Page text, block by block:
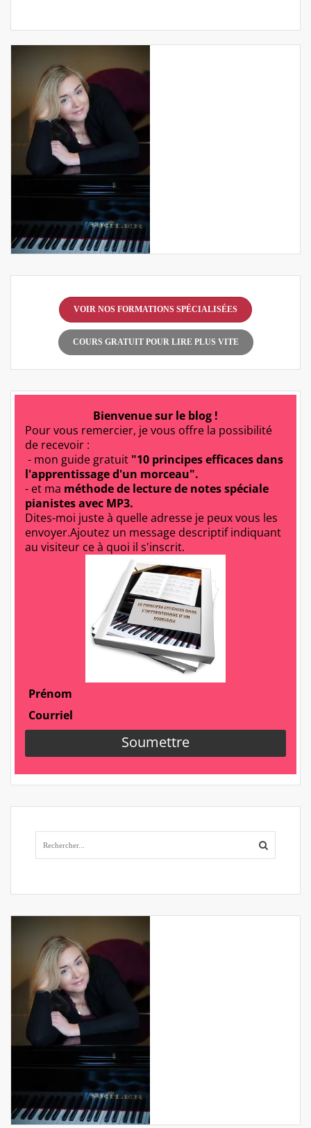
VOIR NOS FORMATIONS SPÉCIALISÉES
COURS GRATUIT POUR LIRE PLUS VITE